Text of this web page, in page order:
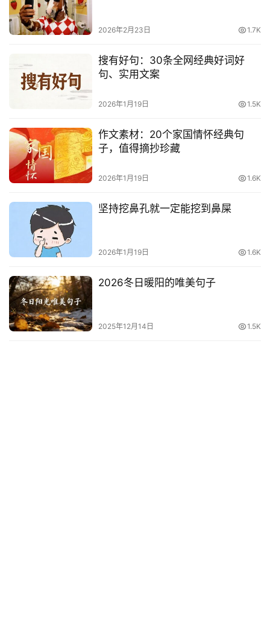
2026年2月23日 1.7K
搜有好句：30条全网经典好词好
句、实用文案
2026年1月19日 1.5K
作文素材：20个家国情怀经典句
子，值得摘抄珍藏
2026年1月19日 1.6K
坚持挖鼻孔就一定能挖到鼻屎
2026年1月19日 1.6K
2026冬日暖阳的唯美句子
2025年12月14日 1.5K